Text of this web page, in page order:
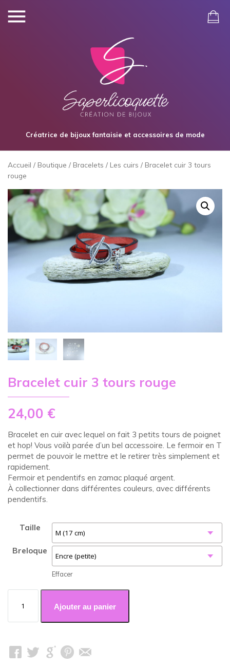
Créatrice de bijoux fantaisie et accessoires de mode
Accueil / Boutique / Bracelets / Les cuirs / Bracelet cuir 3 tours
rouge
Bracelet cuir 3 tours rouge
24,00 €
Bracelet en cuir avec lequel on fait 3 petits tours de poignet
et hop! Vous voilà parée d’un bel accessoire. Le fermoir en T
permet de pouvoir le mettre et le retirer très simplement et
rapidement.
Fermoir et pendentifs en zamac plaqué argent.
À collectionner dans différentes couleurs, avec différents
pendentifs.
Taille
Breloque
Effacer
tours
rouge
Ajouter au panier